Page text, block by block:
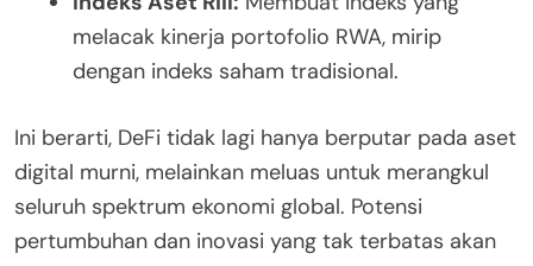
melacak kinerja portofolio RWA, mirip
dengan indeks saham tradisional.
Ini berarti, DeFi tidak lagi hanya berputar pada aset
digital murni, melainkan meluas untuk merangkul
seluruh spektrum ekonomi global. Potensi
pertumbuhan dan inovasi yang tak terbatas akan